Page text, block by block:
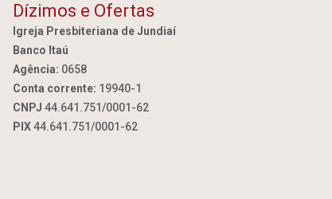
Dízimos e Ofertas
Igreja Presbiteriana de Jundiaí
Banco Itaú
Agência: 0658
Conta corrente: 19940-1
CNPJ 44.641.751/0001-62
PIX44.641.751/0001-62